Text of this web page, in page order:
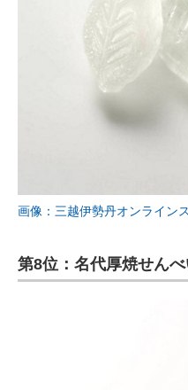
画像：三越伊勢丹オンライン
第8位：名代厚焼せんべ